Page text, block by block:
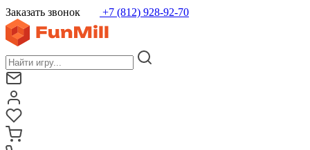
Заказать звонок
+7 (812) 928-92-70